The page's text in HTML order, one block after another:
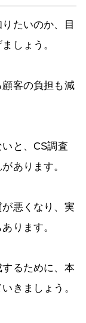
たいのか、目
しょう。
客の負担も減
と、CS調査
あります。
悪くなり、実
ります。
るために、本
きましょう。